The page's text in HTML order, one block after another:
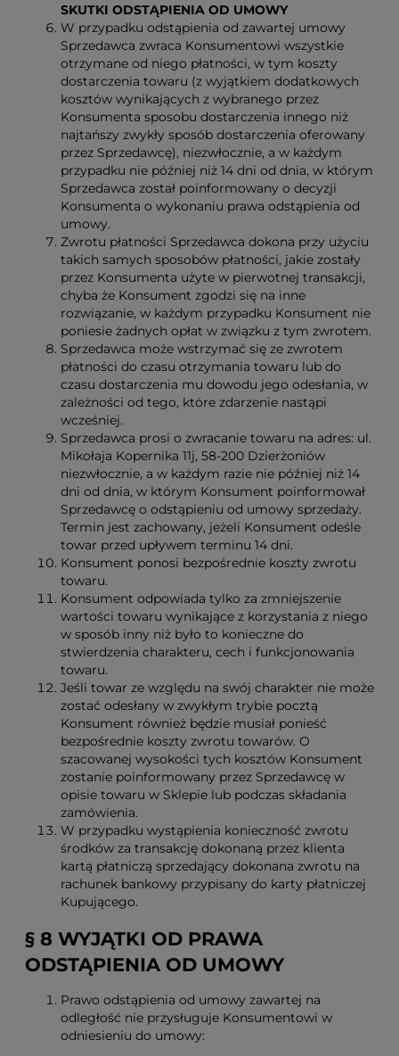
SKUTKI ODSTĄPIENIA OD UMOWY
W przypadku odstąpienia od zawartej umowy
Sprzedawca zwraca Konsumentowi wszystkie
otrzymane od niego płatności, w tym koszty
dostarczenia towaru (z wyjątkiem dodatkowych
kosztów wynikających z wybranego przez
Konsumenta sposobu dostarczenia innego niż
najtańszy zwykły sposób dostarczenia oferowany
przez Sprzedawcę), niezwłocznie, a w każdym
przypadku nie później niż 14 dni od dnia, w którym
Sprzedawca został poinformowany o decyzji
Konsumenta o wykonaniu prawa odstąpienia od
umowy.
Zwrotu płatności Sprzedawca dokona przy użyciu
takich samych sposobów płatności, jakie zostały
przez Konsumenta użyte w pierwotnej transakcji,
chyba że Konsument zgodzi się na inne
rozwiązanie, w każdym przypadku Konsument nie
poniesie żadnych opłat w związku z tym zwrotem.
Sprzedawca może wstrzymać się ze zwrotem
płatności do czasu otrzymania towaru lub do
czasu dostarczenia mu dowodu jego odesłania, w
zależności od tego, które zdarzenie nastąpi
wcześniej.
Sprzedawca prosi o zwracanie towaru na adres: ul.
Mikołaja Kopernika 11j, 58-200 Dzierżoniów
niezwłocznie, a w każdym razie nie później niż 14
dni od dnia, w którym Konsument poinformował
Sprzedawcę o odstąpieniu od umowy sprzedaży.
Termin jest zachowany, jeżeli Konsument odeśle
towar przed upływem terminu 14 dni.
Konsument ponosi bezpośrednie koszty zwrotu
towaru.
Konsument odpowiada tylko za zmniejszenie
wartości towaru wynikające z korzystania z niego
w sposób inny niż było to konieczne do
stwierdzenia charakteru, cech i funkcjonowania
towaru.
Jeśli towar ze względu na swój charakter nie może
zostać odesłany w zwykłym trybie pocztą
Konsument również będzie musiał ponieść
bezpośrednie koszty zwrotu towarów. O
szacowanej wysokości tych kosztów Konsument
zostanie poinformowany przez Sprzedawcę w
opisie towaru w Sklepie lub podczas składania
zamówienia.
W przypadku wystąpienia konieczność zwrotu
środków za transakcję dokonaną przez klienta
kartą płatniczą sprzedający dokonana zwrotu na
rachunek bankowy przypisany do karty płatniczej
Kupującego.
§ 8 WYJĄTKI OD PRAWA
ODSTĄPIENIA OD UMOWY
Prawo odstąpienia od umowy zawartej na
odległość nie przysługuje Konsumentowi w
odniesieniu do umowy: